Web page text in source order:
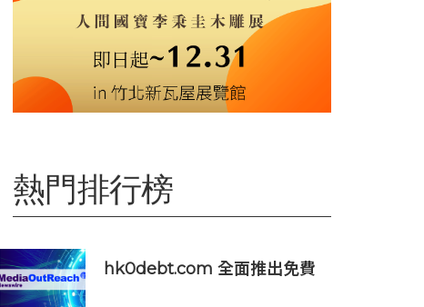
熱門排行榜
hk0debt.com 全面推出免費